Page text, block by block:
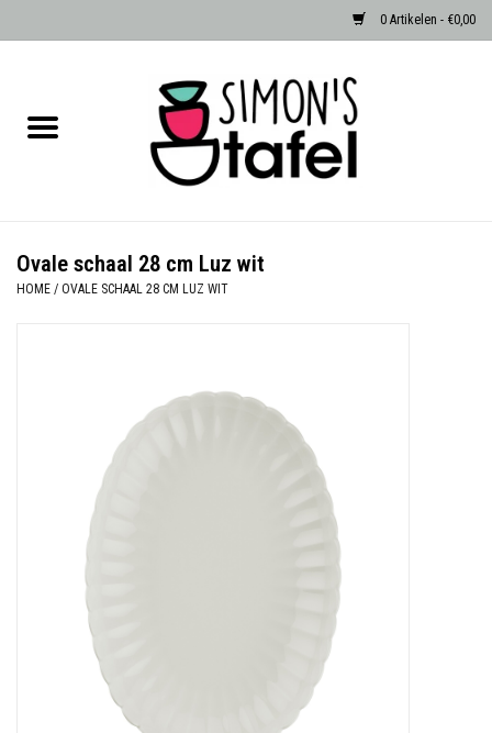
0 Artikelen - €0,00
Albast waxinehouders van Zenza
Over Simon's Tafel
Ovale schaal 28 cm Luz wit
HOME / OVALE SCHAAL 28 CM LUZ WIT